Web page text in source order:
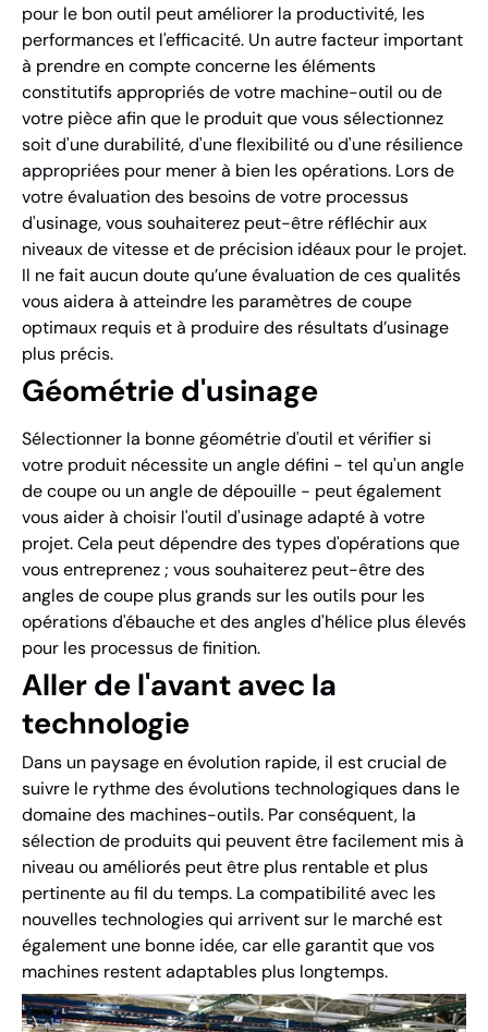
pour le bon outil peut améliorer la productivité, les
performances et l'efficacité. Un autre facteur important
à prendre en compte concerne les éléments
constitutifs appropriés de votre machine-outil ou de
votre pièce afin que le produit que vous sélectionnez
soit d'une durabilité, d'une flexibilité ou d'une résilience
appropriées pour mener à bien les opérations. Lors de
votre évaluation des besoins de votre processus
d'usinage, vous souhaiterez peut-être réfléchir aux
niveaux de vitesse et de précision idéaux pour le projet.
Il ne fait aucun doute qu’une évaluation de ces qualités
vous aidera à atteindre les paramètres de coupe
optimaux requis et à produire des résultats d’usinage
plus précis.
Géométrie d'usinage
Sélectionner la bonne géométrie d'outil et vérifier si
votre produit nécessite un angle défini - tel qu'un angle
de coupe ou un angle de dépouille - peut également
vous aider à choisir l'outil d'usinage adapté à votre
projet. Cela peut dépendre des types d'opérations que
vous entreprenez ; vous souhaiterez peut-être des
angles de coupe plus grands sur les outils pour les
opérations d'ébauche et des angles d'hélice plus élevés
pour les processus de finition.
Aller de l'avant avec la
technologie
Dans un paysage en évolution rapide, il est crucial de
suivre le rythme des évolutions technologiques dans le
domaine des machines-outils. Par conséquent, la
sélection de produits qui peuvent être facilement mis à
niveau ou améliorés peut être plus rentable et plus
pertinente au fil du temps. La compatibilité avec les
nouvelles technologies qui arrivent sur le marché est
également une bonne idée, car elle garantit que vos
machines restent adaptables plus longtemps.